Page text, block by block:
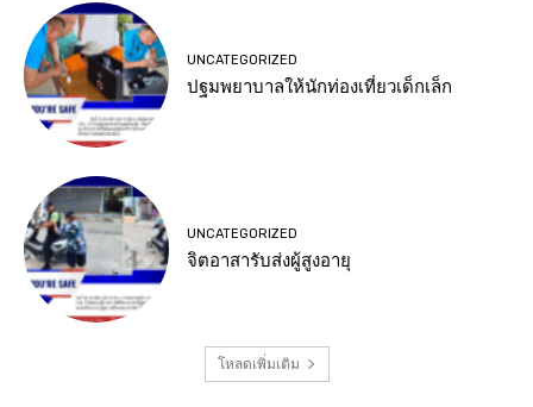
UNCATEGORIZED
ปฐมพยาบาลให้นักท่องเที่ยวเด็กเล็ก
UNCATEGORIZED
จิตอาสารับส่งผู้สูงอายุ
โหลดเพิ่มเติม